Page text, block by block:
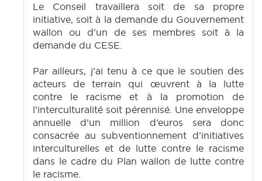
Le Conseil travaillera soit de sa propre
initiative, soit à la demande du Gouvernement
wallon ou d'un de ses membres soit à la
demande du CESE.
Par ailleurs, j’ai tenu à ce que le soutien des
acteurs de terrain qui œuvrent à la lutte
contre le racisme et à la promotion de
l’interculturalité soit pérennisé. Une enveloppe
annuelle d’un million d’euros sera donc
consacrée au subventionnement d’initiatives
interculturelles et de lutte contre le racisme
dans le cadre du Plan wallon de lutte contre
le racisme.